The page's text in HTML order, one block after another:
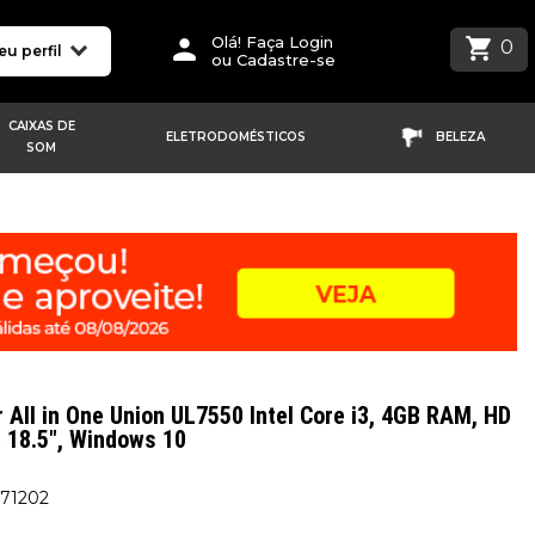
perfil
Olá! Faça Login
ou Cadastre-se
0
CAIXAS DE
SOM
ELETRODOMÉSTICOS BELEZA
All in One Union UL7550 Intel Core i3, 4GB RAM, HD
18.5", Windows 10